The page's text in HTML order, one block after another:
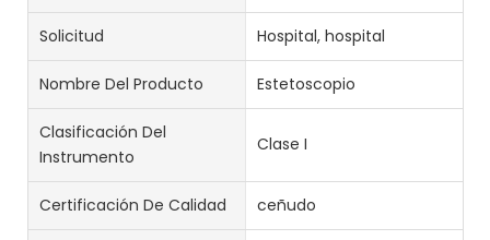
Solicitud Hospital, hospital
Nombre Del Producto Estetoscopio
Clasificación Del
Instrumento
Clase I
Certificación De Calidad ceñudo